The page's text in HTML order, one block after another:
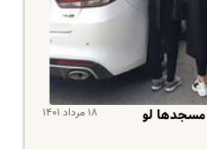
۱۸ مرداد ۱۴۰۱
های 3 زن در مسجدها لو